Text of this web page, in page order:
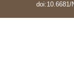
doi:10.6681/